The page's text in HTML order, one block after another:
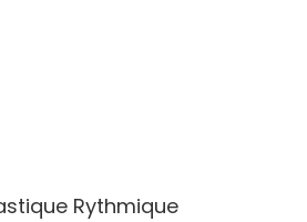
Rythmique